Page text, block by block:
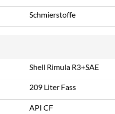
Schmierstoffe
Shell Rimula R3+SAE
209 Liter Fass
API CF